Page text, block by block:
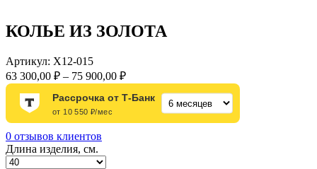
КОЛЬЕ ИЗ ЗОЛОТА
Артикул: Х12-015
63 300,00 ₽ – 75 900,00 ₽Диапазон
цен:
63
300,00 ₽
–
Рассрочка от Т-Банк
от 10 550 ₽/мес
0 отзывов клиентов
Длина изделия, см.